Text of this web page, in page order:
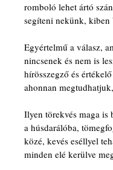
romboló lehet ártó
segíteni nekünk, kiben
Egyértelmű a válasz,
nincsenek és nem is
hírösszegző és
ahonnan
Ilyen törekvés maga is
a húsdarálóba,
közé, kevés eséllyel
minden elé kerülve